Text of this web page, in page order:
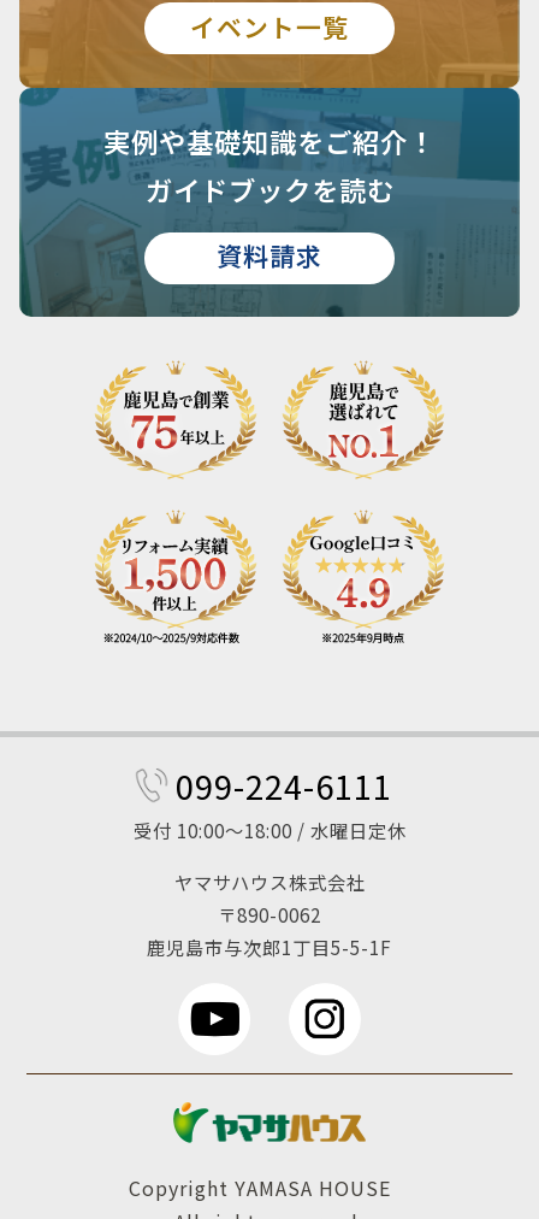
イベント一覧
実例や基礎知識をご紹介！
ガイドブックを読む
資料請求
099-224-6111
受付 10:00～18:00 / 水曜日定休
ヤマサハウス株式会社
〒890-0062
鹿児島市与次郎1丁目5-5-1F
Copyright YAMASA HOUSE